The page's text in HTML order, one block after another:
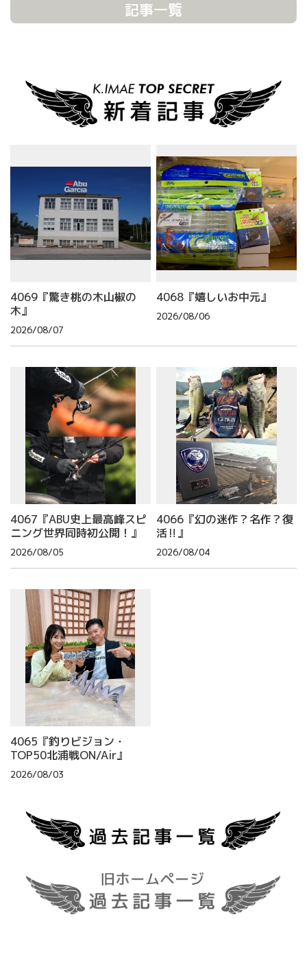
記事一覧
4069『驚き桃の木山椒の
木』
2026/08/07
4068『嬉しいお中元』
2026/08/06
4067『ABU史上最高峰スピ
ニング世界同時初公開！』
2026/08/05
4066『幻の迷作？名作？復
活‼』
2026/08/04
4065『釣りビジョン・
TOP50北浦戦ON/Air』
2026/08/03